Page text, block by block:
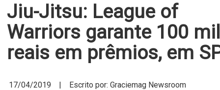
Jiu-Jitsu: League of
Warriors garante 100 mil
reais em prêmios, em
17/04/2019 | Escrito por: Graciemag Newsroom